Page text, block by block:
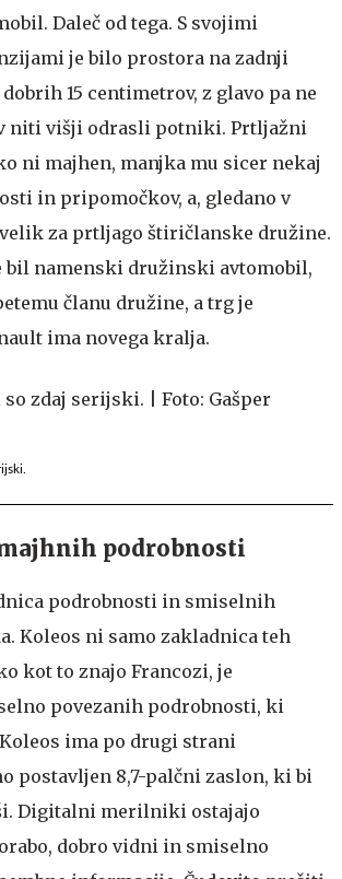
Daleč od tega. S svojimi
je bilo prostora na zadnji
15 centimetrov, z glavo pa ne
niti višji odrasli potniki. Prtljažni
ni majhen, manjka mu sicer nekaj
in pripomočkov, a, gledano v
za prtljago štiričlanske družine.
bil namenski družinski avtomobil,
članu družine, a trg je
ima novega kralja.
podrobnosti
podrobnosti in smiselnih
Koleos ni samo zakladnica teh
kot to znajo Francozi, je
povezanih podrobnosti, ki
ima po drugi strani
postavljen 8,7-palčni zaslon, ki bi
Digitalni merilniki ostajajo
dobro vidni in smiselno